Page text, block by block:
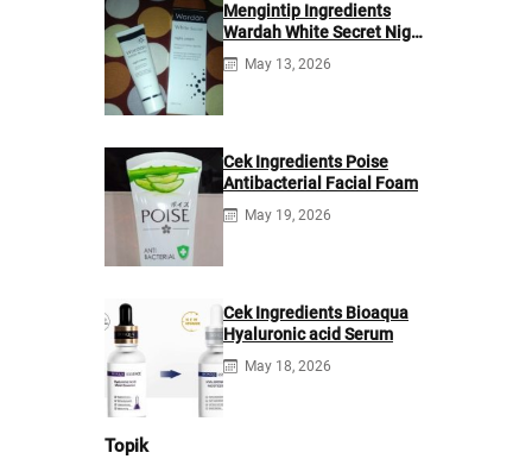
Mengintip Ingredients
Wardah White Secret Night
Cream
May 13, 2026
Cek Ingredients Poise
Antibacterial Facial Foam
May 19, 2026
Cek Ingredients Bioaqua
Hyaluronic acid Serum
May 18, 2026
Topik